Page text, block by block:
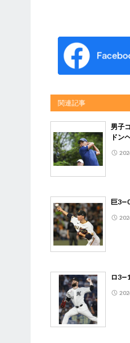
関連記事
男子
ドン
巨
ロ